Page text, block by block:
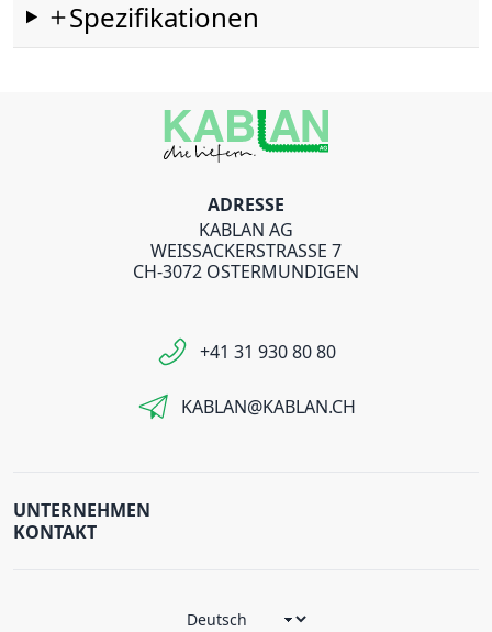
Spezifikationen
ADRESSE
KABLAN AG
WEISSACKERSTRASSE 7
CH-3072 OSTERMUNDIGEN
+41 31 930 80 80
KABLAN@KABLAN.CH
UNTERNEHMEN
KONTAKT